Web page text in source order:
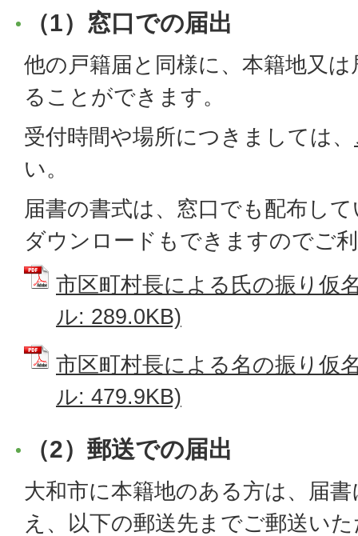
（1）窓口での届出
他の戸籍届と同様に、本籍地又
ることができます。
受付時間や場所につきましては、
い。
届書の書式は、窓口でも配布し
ダウンロードもできますのでご
市区町村長による氏の振り仮
ル: 289.0KB)
市区町村長による名の振り仮
ル: 479.9KB)
（2）郵送での届出
大和市に本籍地のある方は、届
え、以下の郵送先までご郵送い